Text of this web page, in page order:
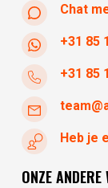
Chat
+31 85
+31 85
Heb je
ONZE ANDERE